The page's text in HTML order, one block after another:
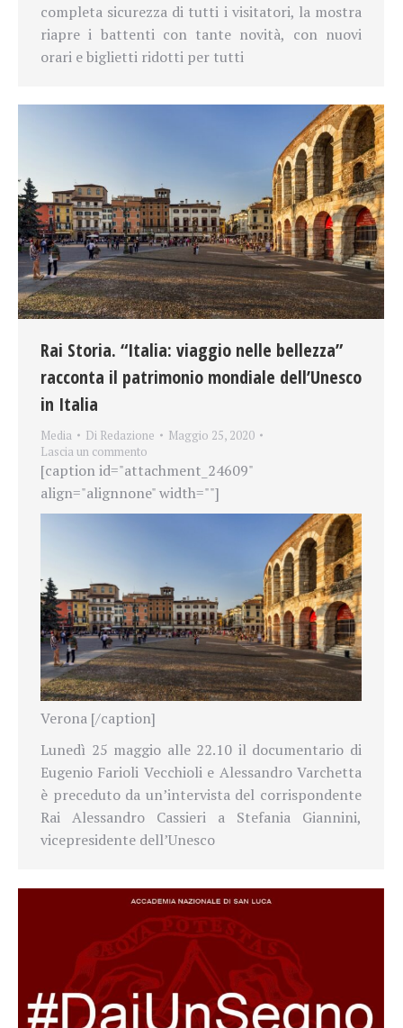
completa sicurezza di tutti i visitatori, la mostra
riapre i battenti con tante novità, con nuovi
orari e biglietti ridotti per tutti
Rai Storia. “Italia: viaggio nelle bellezza”
racconta il patrimonio mondiale dell’Unesco
in Italia
Media Di Redazione
Maggio 25, 2020
Lascia un commento
[caption id="attachment_24609"
align="alignnone" width=""]
Verona [/caption]
Lunedì 25 maggio alle 22.10 il documentario di
Eugenio Farioli Vecchioli e Alessandro Varchetta
è preceduto da un’intervista del corrispondente
Rai Alessandro Cassieri a Stefania Giannini,
vicepresidente dell’Unesco